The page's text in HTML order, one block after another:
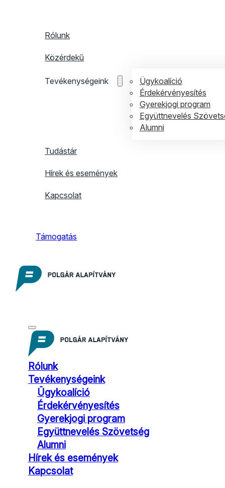
Rólunk
Közérdekű
Tevékenységeink
Ügykoalíció
Érdekérvényesítés
Gyerekjogi program
Együttnevelés
Alumni
Tudástár
Hírek és események
Kapcsolat
Támogatás
Rólunk
Tevékenységeink
Ügykoalíció
Érdekérvényesítés
Gyerekjogi program
Együttnevelés Szövetség
Alumni
Hírek és események
Kapcsolat